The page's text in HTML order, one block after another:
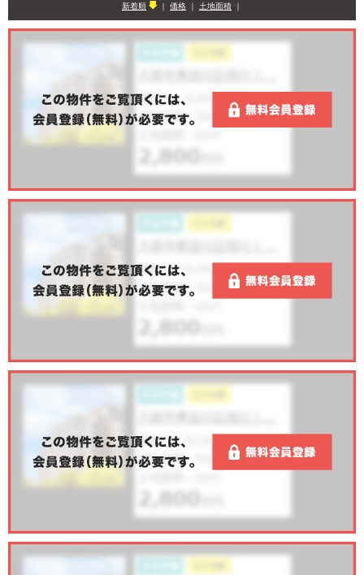
新着順 ｜ 価格 ｜ 土地面積 ｜